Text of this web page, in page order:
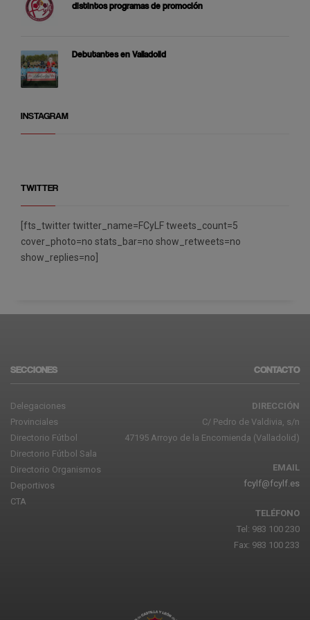
distintos programas de promoción
Debutantes en Valladolid
INSTAGRAM
TWITTER
[fts_twitter twitter_name=FCyLF tweets_count=5
cover_photo=no stats_bar=no show_retweets=no
show_replies=no]
SECCIONES
Delegaciones
Provinciales
Directorio Fútbol
Directorio Fútbol Sala
Directorio Organismos
Deportivos
CTA
CONTACTO
DIRECCIÓN
C/ Pedro de Valdivia, s/n
47195 Arroyo de la Encomienda (Valladolid)
EMAIL
fcylf@fcylf.es
TELÉFONO
Tel: 983 100 230
Fax: 983 100 233